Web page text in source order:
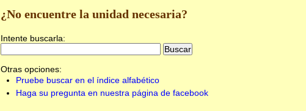
¿No encuentre la unidad necesaria?
Intente buscarla:
Otras opciones:
Pruebe buscar en el índice alfabético
Haga su pregunta en nuestra página de facebook